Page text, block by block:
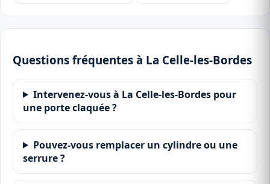
Questions fréquentes à La Celle-les-Bordes
Intervenez-vous à La Celle-les-Bordes pour
une porte claquée ?
Pouvez-vous remplacer un cylindre ou une
serrure ?